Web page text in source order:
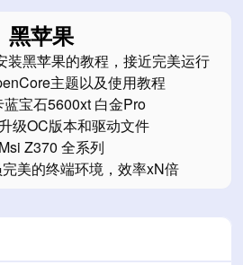
黑苹果
装黑苹果的教程，接近完美运行
主题以及使用教程
宝石5600xt 白金Pro
级OC版本和驱动文件
Z370 全系列
美的终端环境，效率xN倍